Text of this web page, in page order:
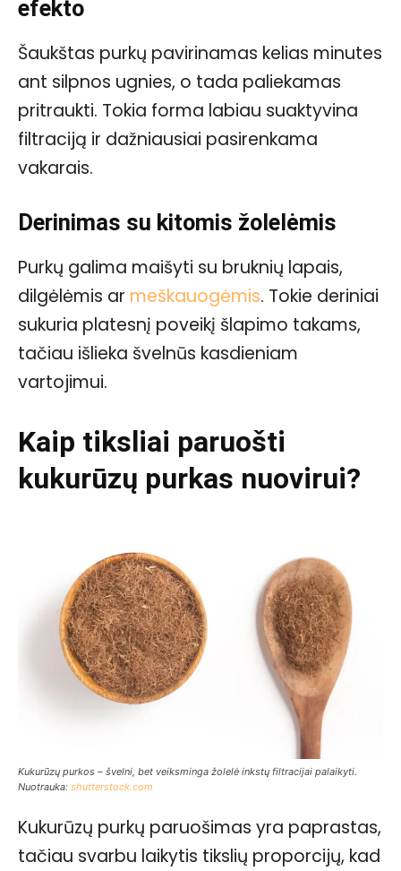
efekto
Šaukštas purkų pavirinamas kelias minutes
ant silpnos ugnies, o tada paliekamas
pritraukti. Tokia forma labiau suaktyvina
filtraciją ir dažniausiai pasirenkama
vakarais.
Derinimas su kitomis žolelėmis
Purkų galima maišyti su bruknių lapais,
dilgėlėmis ar meškauogėmis. Tokie deriniai
sukuria platesnį poveikį šlapimo takams,
tačiau išlieka švelnūs kasdieniam
vartojimui.
Kaip tiksliai paruošti
kukurūzų purkas nuovirui?
Kukurūzų purkos – švelni, bet veiksminga žolelė inkstų filtracijai palaikyti.
Nuotrauka: shutterstock.com
Kukurūzų purkų paruošimas yra paprastas,
tačiau svarbu laikytis tikslių proporcijų, kad